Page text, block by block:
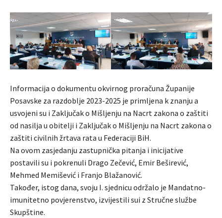
Informacija o dokumentu okvirnog proračuna Županije
Posavske za razdoblje 2023-2025 je primljena k znanju a
usvojeni su i Zaključak o Mišljenju na Nacrt zakona o zaštiti
od nasilja u obitelji i Zaključak o Mišljenju na Nacrt zakona o
zaštiti civilnih žrtava rata u Federaciji BiH.
Na ovom zasjedanju zastupnička pitanja i inicijative
postavili su i pokrenuli Drago Zečević, Emir Beširević,
Mehmed Memišević i Franjo Blažanović.
Također, istog dana, svoju I. sjednicu održalo je Mandatno-
imunitetno povjerenstvo, izvijestili sui z Stručne službe
Skupštine.